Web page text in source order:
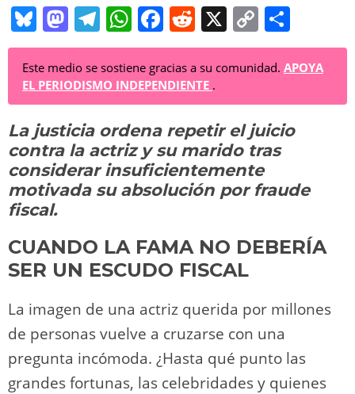
Bl
u
e
sk
y
M
a
st
o
d
o
n
T
el
e
gr
a
m
W
h
at
s
A
p
p
F
a
c
e
b
o
o
k
R
e
d
di
t
X C
o
p
Li
n
k
o
m
ar
tir
Este medio se sostiene gracias a su comunidad. APOYA
EL PERIODISMO INDEPENDIENTE .
La justicia ordena repetir el juicio
contra la actriz y su marido tras
considerar insuficientemente
motivada su absolución por fraude
fiscal.
CUANDO LA FAMA NO DEBERÍA
SER UN ESCUDO FISCAL
La imagen de una actriz querida por millones
de personas vuelve a cruzarse con una
pregunta incómoda. ¿Hasta qué punto las
grandes fortunas, las celebridades y quienes